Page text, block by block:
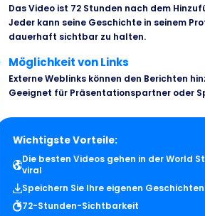
Das Video ist 72 Stunden nach dem
Jeder kann seine Geschichte in seinem
dauerhaft sichtbar zu halten.
Möglichkeit von Links
Externe Weblinks können den Berichten
Geeignet für Präsentationspartner oder
Wichtigste Vorteile:
Die besten Videos gehen in der World
viral
Speichern Sie Ihre eigenen
72-Stunden-Sichtbarkeit